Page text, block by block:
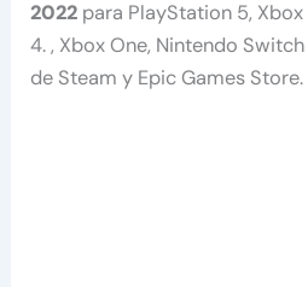
2022 para PlayStation 5,
4. , Xbox One, Nintendo
de Steam y Epic Games Store.